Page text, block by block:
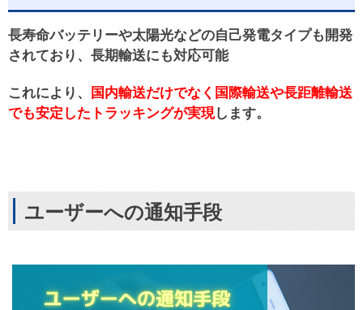
長寿命バッテリーや太陽光などの自己発電タイプも開発
されており、長期輸送にも対応可能
これにより、
国内輸送だけでなく国際輸送や長距離輸送
でも安定したトラッキングが実現します。
ユーザーへの通知手段